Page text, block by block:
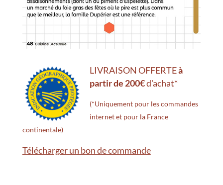
LIVRAISON OFFERTEà
partir de 200€d'achat*
(*Uniquement pour les commandes
internet et pour la France
continentale)
Télécharger un bon de commande